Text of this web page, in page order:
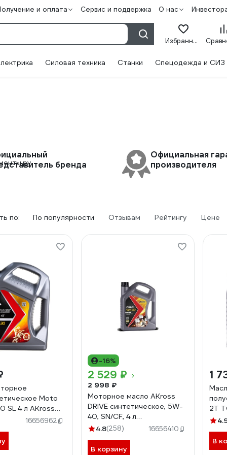
и оплата Сервис и поддержка О нас
Избранное
Силовая техника Станки Спецодежда и СИЗ
бренда
Официальная
производителя
по: По популярности Отзывам Рейтингу Цене
Moto
SL 4 л AKross
16656962
-16%
2 529 ₽
2 998 ₽
Моторное масло AKross
DRIVE синтетическое, 5W-
40, SN/CF, 4 л
AKS0002MOF
4.8(258) 16656410
В корзину
1
2Т
В